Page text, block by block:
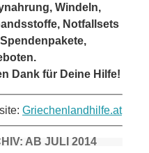
Windeln,
Notfallsets
Dank für Deine Hilfe!
Griechenlandhilfe.at
AB JULI 2014